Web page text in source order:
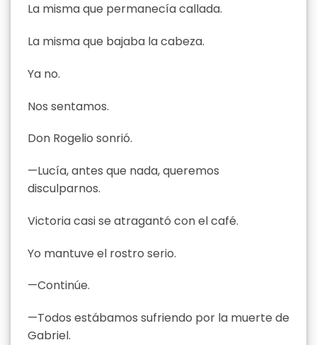
La misma que permanecía callada.
La misma que bajaba la cabeza.
Ya no.
Nos sentamos.
Don Rogelio sonrió.
—Lucía, antes que nada, queremos
disculparnos.
Victoria casi se atragantó con el café.
Yo mantuve el rostro serio.
—Continúe.
—Todos estábamos sufriendo por la muerte de
Gabriel.